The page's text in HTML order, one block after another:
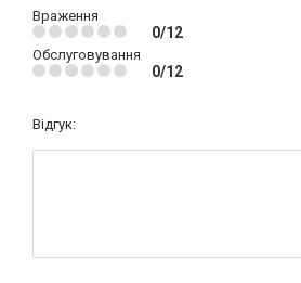
Враження
0/12
Обслуговування
0/12
Відгук: